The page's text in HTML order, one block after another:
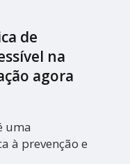
de
na
agora
uma
à prevenção e